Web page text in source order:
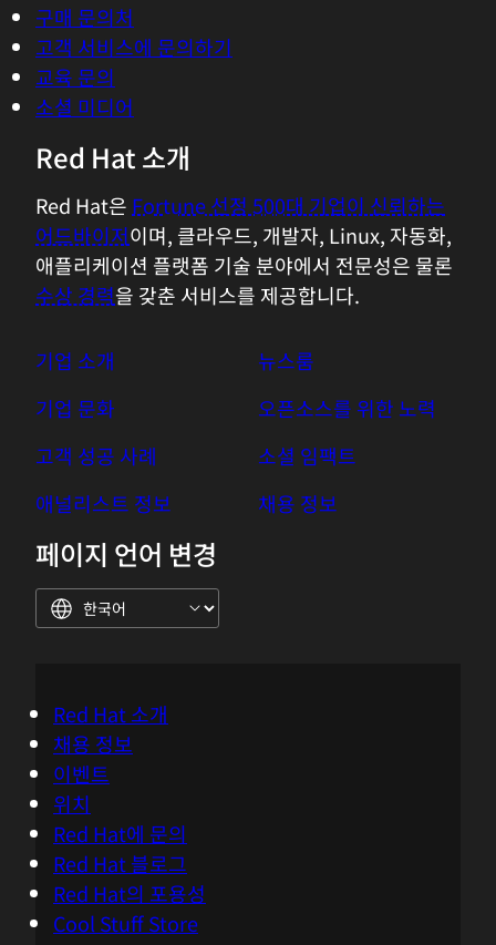
구매 문의처
고객 서비스에 문의하기
교육 문의
소셜 미디어
Red Hat 소개
Red Hat은 Fortune 선정 500대 기업이 신뢰하는
어드바이저이며, 클라우드, 개발자, Linux, 자동화,
애플리케이션 플랫폼 기술 분야에서 전문성은 물론
수상 경력을 갖춘 서비스를 제공합니다.
기업 소개
기업 문화
고객 성공 사례
애널리스트 정보
뉴스룸
오픈소스를 위한 노력
소셜 임팩트
채용 정보
페이지 언어 변경
Red Hat 소개
채용 정보
이벤트
위치
Red Hat에 문의
Red Hat 블로그
Red Hat의 포용성
Cool Stuff Store